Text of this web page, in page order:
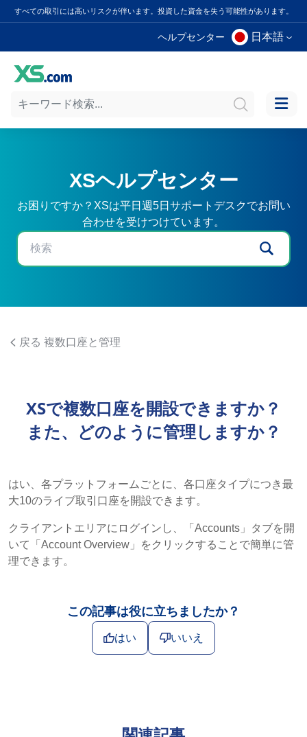
すべての取引には高いリスクが伴います。投資した資金を失う可能性があります。
ヘルプセンター 日本語
XSヘルプセンター
お困りですか？XSは平日週5日サポートデスクでお問い
合わせを受けつけています。
戻る 複数口座と管理
XSで複数口座を開設できますか？
また、どのように管理しますか？
はい、各プラットフォームごとに、各口座タイプにつき最
大10のライブ取引口座を開設できます。
クライアントエリアにログインし、「Accounts」タブを開
いて「Account Overview」をクリックすることで簡単に管
理できます。
この記事は役に立ちましたか？
はい いいえ